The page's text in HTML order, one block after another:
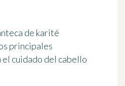
de karité
principales
cuidado del cabello